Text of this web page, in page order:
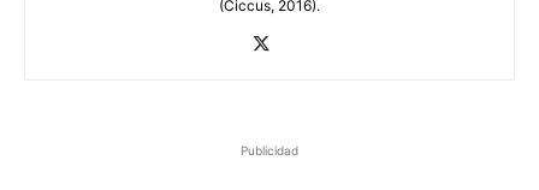
(Ciccus, 2016).
Publicidad